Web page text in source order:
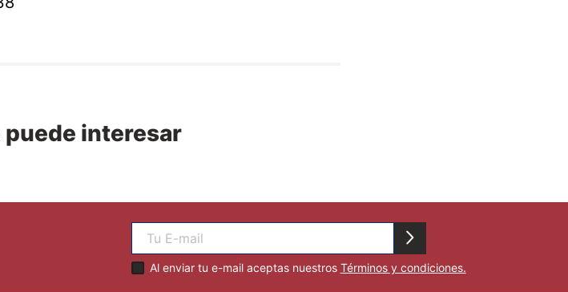
puede interesar
Al enviar tu e-mail aceptas nuestros Términos y condiciones.